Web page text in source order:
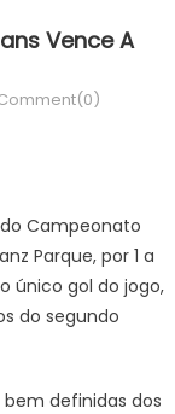
Vence A
Campeonato
Parque, por 1 a
único gol do jogo,
do segundo
definidas dos